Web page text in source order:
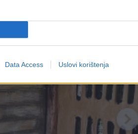
Data Access Uslovi korištenja